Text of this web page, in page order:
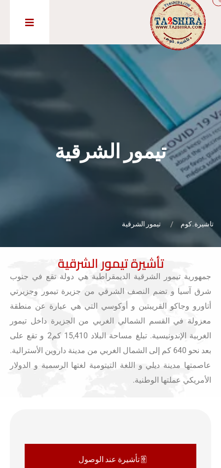
تيمور الشرقية
تاشيرة.كوم تيمور الشرقية
تأشيرة تيمور الشرقية
جمهورية تيمور الشرقية الديمقراطية هي دولة تقع في جنوب
شرق آسيا و تضم النصف الشرقي من جزيرة تيمور وجزيرتي
أتاورو وجاكو القريبتين و أوكوسي التي هي عبارة عن منطقة
معزولة في القسم الشمالي الغربي من الجزيرة داخل تيمور
الغربية الإندونيسية. تبلغ مساحة البلاد 15,410 كم2 و تقع على
بعد نحو 640 كم إلى الشمال الغربي من مدينة داروين الأسترالية.
عاصمتها مدينة ديلي و اللغة التيتومية لغتها الرسمية و الدولار
الأمريكي عملتها الوطنية.
تأشيرة عند الوصول